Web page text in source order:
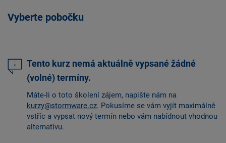
Vyberte pobočku
Tento kurz nemá aktuálně vypsané žádné
(volné) termíny.
Máte-li o toto školení zájem, napište nám na
kurzy@stormware.cz. Pokusíme se vám vyjít maximálně
vstříc a vypsat nový termín nebo vám nabídnout vhodnou
alternativu.